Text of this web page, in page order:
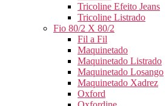
Tricoline Efeito Jeans
Tricoline Listrado
Fio 80/2 X 80/2
Fil a Fil
Maquinetado
Maquinetado Listrado
Maquinetado Losango
Maquinetado Xadrez
Oxford